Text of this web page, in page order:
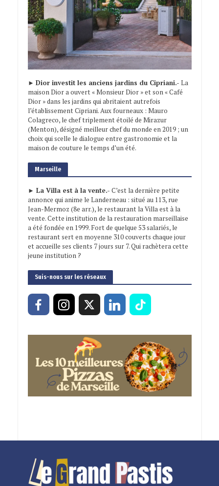
► Dior investit les anciens jardins du Cipriani.- La
maison Dior a ouvert « Monsieur Dior » et son « Café
Dior » dans les jardins qui abritaient autrefois
l’établissement Cipriani. Aux fourneaux : Mauro
Colagreco, le chef triplement étoilé de Mirazur
(Menton), désigné meilleur chef du monde en 2019 ; un
choix qui scelle le dialogue entre gastronomie et la
maison de couture le temps d’un été.
Marseille
► La Villa est à la vente.- C’est la dernière petite
annonce qui anime le Landerneau : situé au 113, rue
Jean-Mermoz (8e arr.), le restaurant la Villa est à la
vente. Cette institution de la restauration marseillaise
a été fondée en 1999. Fort de quelque 53 salariés, le
restaurant sert en moyenne 310 couverts chaque jour
et accueille ses clients 7 jours sur 7. Qui rachètera cette
jeune institution ?
Suis-nous sur les réseaux